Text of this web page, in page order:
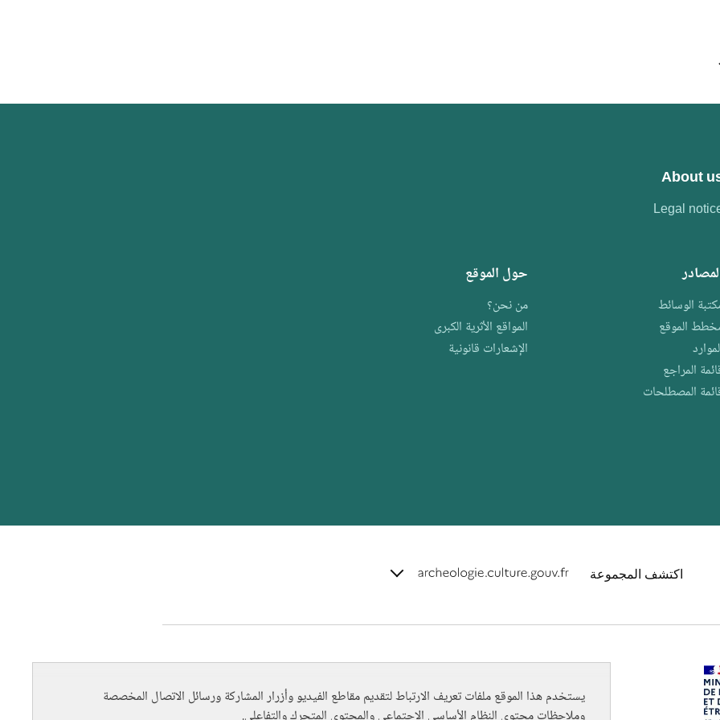
About
Legal
الوسائط
الموقع
المراجع
المصطلحات
حول الموقع
من نحن؟
المواقع الأثرية الكبرى
الإشعارات قانونية
اكتشف المجموعة terms_trans.bandeau_cutlure.archeo
يستخدم هذا الموقع ملفات تعريف الارتباط لتقديم مقاطع الفيديو وأزرار المشاركة ورسائل الاتصال المخصصة